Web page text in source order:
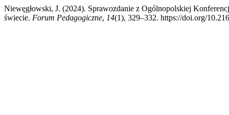
Niewęgłowski, J. (2024). Sprawozdanie z Ogólnopolskiej
świecie. Forum Pedagogiczne, 14(1), 329–332. https://doi.org/